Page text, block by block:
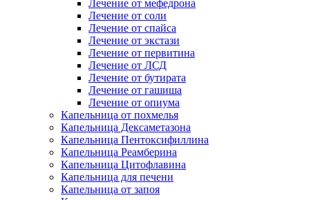
Лечение от мефедрона
Лечение от соли
Лечение от спайса
Лечение от экстази
Лечение от первитина
Лечение от ЛСД
Лечение от бутирата
Лечение от гашиша
Лечение от опиума
Капельница от похмелья
Капельница Дексаметазона
Капельница Пентоксифиллина
Капельница Реамберина
Капельница Цитофлавина
Капельница для печени
Капельница от запоя